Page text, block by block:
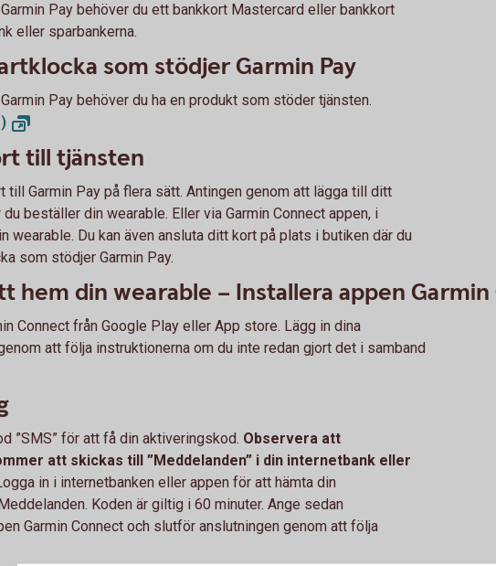
Pay behöver du ett bankkort Mastercard eller bankkort
eller sparbankerna.
som stödjer Garmin Pay
Pay behöver du ha en produkt som stöder tjänsten.
till tjänsten
till Garmin Pay på flera sätt. Antingen genom att lägga till ditt
beställer din wearable. Eller via Garmin Connect appen, i
wearable. Du kan även ansluta ditt kort på plats i butiken där du
som stödjer Garmin Pay.
hem din wearable – Installera appen
Connect från Google Play eller App store. Lägg in dina
att följa instruktionerna om du inte redan gjort det i samband
”SMS” för att få din aktiveringskod. Observera att
att skickas till ”Meddelanden” i din internetbank eller
in i internetbanken eller appen för att hämta din
Koden är giltig i 60 minuter. Ange sedan
Garmin Connect och slutför anslutningen genom att följa